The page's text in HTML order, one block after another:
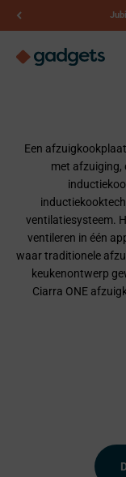
Kerry Gadgets
Een
met afzuiging,
ventilatiesysteem.
ventileren in één
waar traditionele
keukenontwerp
Ciarra ONE